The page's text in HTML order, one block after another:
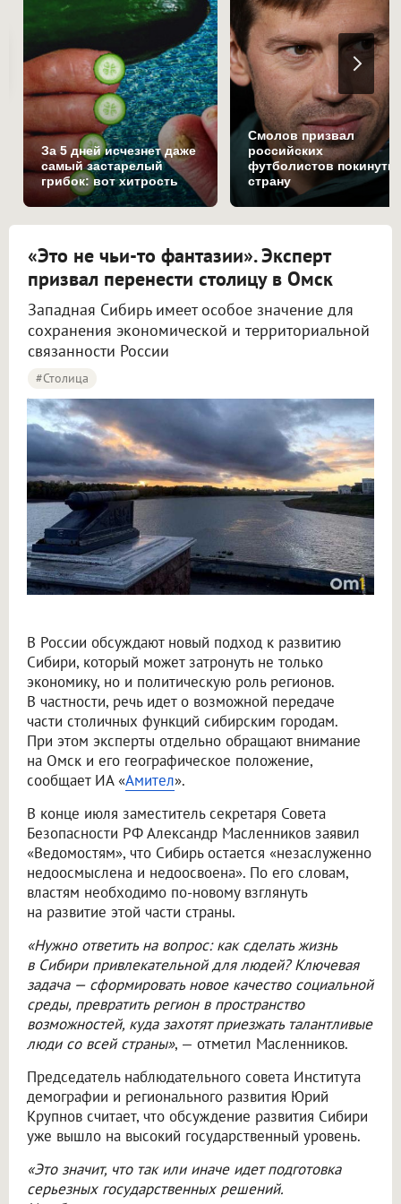
За 5 дней исчезнет даже
самый застарелый
грибок: вот хитрость
Смолов призвал
российских
футболистов покинуть
страну
«Это не чьи-то фантазии». Эксперт
призвал перенести столицу в Омск
Западная Сибирь имеет особое значение для
сохранения экономической и территориальной
связанности России
#столица
В России обсуждают новый подход к развитию
Сибири, который может затронуть не только
экономику, но и политическую роль регионов.
В частности, речь идет о возможной передаче
части столичных функций сибирским городам.
При этом эксперты отдельно обращают внимание
на Омск и его географическое положение,
сообщает ИА «Амител».
В конце июля заместитель секретаря Совета
Безопасности РФ Александр Масленников заявил
«Ведомостям», что Сибирь остается «незаслуженно
недоосмыслена и недоосвоена». По его словам,
властям необходимо по-новому взглянуть
на развитие этой части страны.
«Нужно ответить на вопрос: как сделать жизнь
в Сибири привлекательной для людей? Ключевая
задача — сформировать новое качество социальной
среды, превратить регион в пространство
возможностей, куда захотят приезжать талантливые
люди со всей страны», — отметил Масленников.
Председатель наблюдательного совета Института
демографии и регионального развития Юрий
Крупнов считает, что обсуждение развития Сибири
уже вышло на высокий государственный уровень.
«Это значит, что так или иначе идет подготовка
серьезных государственных решений.